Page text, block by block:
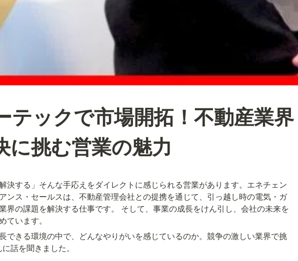
テックで市場開拓！不動産業界
に挑む営業の魅力
決する」そんな手応えをダイレクトに感じられる営業があります。エネチェン
ンス・セールスは、不動産管理会社との提携を通じて、引っ越し時の電気・ガ
界の課題を解決する仕事です。 そして、事業の成長をけん引し、会社の未来を
ています。
できる環境の中で、どんなやりがいを感じているのか。競争の激しい業界で挑
話を聞きました。